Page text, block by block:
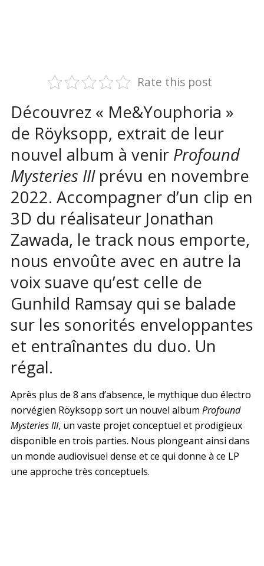
Rate this post
Découvrez « Me&Youphoria »
de Röyksopp, extrait de leur
nouvel album à venir Profound
Mysteries IIIprévu en novembre
2022. Accompagner d’un clip en
3D du réalisateur Jonathan
Zawada, le track nous emporte,
nous envoûte avec en autre la
voix suave qu’est celle de
Gunhild Ramsay qui se balade
sur les sonorités enveloppantes
et entraînantes du duo. Un
régal.
Après plus de 8 ans d’absence, le mythique duo électro
norvégien Röyksopp sort un nouvel album Profound
Mysteries III, un vaste projet conceptuel et prodigieux
disponible en trois parties. Nous plongeant ainsi dans
un monde audiovisuel dense et ce qui donne à ce LP
une approche très conceptuels.